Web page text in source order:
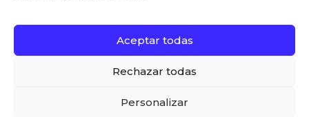
Aceptar todas
Rechazar todas
Personalizar
CANAL DE DENUNCIAS